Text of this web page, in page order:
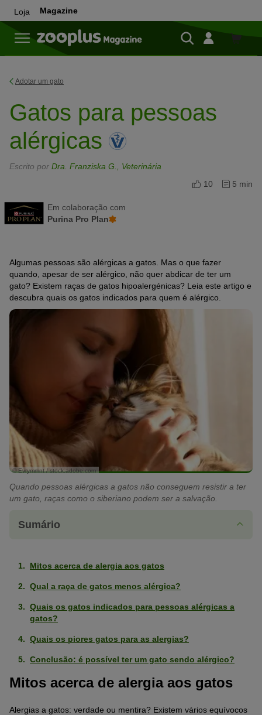
Loja Magazine
Loja
Adotar um gato
Gatos para pessoas
alérgicas
Escrito por Dra. Franziska G., Veterinária
10
5 min
Em colaboração com
Purina Pro Plan
Algumas pessoas são alérgicas a gatos. Mas o que fazer
quando, apesar de ser alérgico, não quer abdicar de ter um
gato? Existem raças de gatos hipoalergénicas? Leia este artigo e
descubra quais os gatos indicados para quem é alérgico.
© Evrymmnt / stock.adobe.com
Quando pessoas alérgicas a gatos não conseguem resistir a ter
um gato, raças como o siberiano podem ser a salvação.
Sumário
Mitos acerca de alergia aos gatos
Qual a raça de gatos menos alérgica?
Quais os gatos indicados para pessoas alérgicas a
gatos?
Quais os piores gatos para as alergias?
Conclusão: é possível ter um gato sendo alérgico?
Mitos acerca de alergia aos gatos
Alergias a gatos: verdade ou mentira? Existem vários equívocos